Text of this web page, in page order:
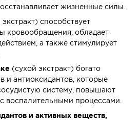
жизненные силы.
экстракт) способствует
кровообращения, обладает
а также стимулирует
(сухой экстракт) богато
и антиоксидантов, которые
систему, повышают
воспалительными процессами.
и активных веществ,